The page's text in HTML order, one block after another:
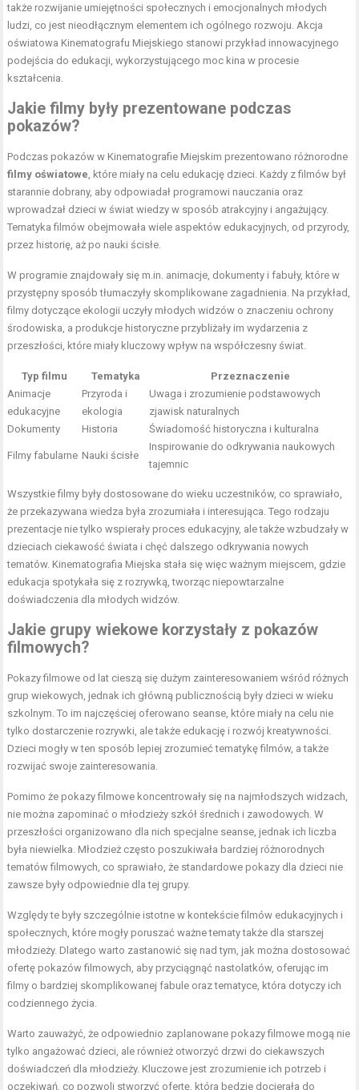
także rozwijanie umiejętności społecznych i emocjonalnych młodych
ludzi, co jest nieodłącznym elementem ich ogólnego rozwoju. Akcja
oświatowa Kinematografu Miejskiego stanowi przykład innowacyjnego
podejścia do edukacji, wykorzystującego moc kina w procesie
kształcenia.
Jakie filmy były prezentowane podczas
pokazów?
Podczas pokazów w Kinematografie Miejskim prezentowano różnorodne
filmy oświatowe , które miały na celu edukację dzieci. Każdy z filmów był
starannie dobrany, aby odpowiadał programowi nauczania oraz
wprowadzał dzieci w świat wiedzy w sposób atrakcyjny i angażujący.
Tematyka filmów obejmowała wiele aspektów edukacyjnych, od przyrody,
przez historię, aż po nauki ścisłe.
W programie znajdowały się m.in. animacje, dokumenty i fabuły, które w
przystępny sposób tłumaczyły skomplikowane zagadnienia. Na przykład,
filmy dotyczące ekologii uczyły młodych widzów o znaczeniu ochrony
środowiska, a produkcje historyczne przybliżały im wydarzenia z
przeszłości, które miały kluczowy wpływ na współczesny świat.
Typ filmu Tematyka
Przeznaczenie
Animacje
edukacyjne
Przyroda i
ekologia
Uwaga i zrozumienie podstawowych
zjawisk naturalnych
Dokumenty
Historia Świadomość historyczna i kulturalna
Filmy fabularne Nauki ścisłe
Inspirowanie do odkrywania naukowych
tajemnic
Wszystkie filmy były dostosowane do wieku uczestników, co sprawiało,
że przekazywana wiedza była zrozumiała i interesująca. Tego rodzaju
prezentacje nie tylko wspierały proces edukacyjny, ale także wzbudzały w
dzieciach ciekawość świata i chęć dalszego odkrywania nowych
tematów. Kinematografia Miejska stała się więc ważnym miejscem, gdzie
edukacja spotykała się z rozrywką, tworząc niepowtarzalne
doświadczenia dla młodych widzów.
Jakie grupy wiekowe korzystały z pokazów
filmowych?
Pokazy filmowe od lat cieszą się dużym zainteresowaniem wśród różnych
grup wiekowych, jednak ich główną publicznością były dzieci w wieku
szkolnym. To im najczęściej oferowano seanse, które miały na celu nie
tylko dostarczenie rozrywki, ale także edukację i rozwój kreatywności.
Dzieci mogły w ten sposób lepiej zrozumieć tematykę filmów, a także
rozwijać swoje zainteresowania.
Pomimo że pokazy filmowe koncentrowały się na najmłodszych widzach,
nie można zapominać o młodzieży szkół średnich i zawodowych. W
przeszłości organizowano dla nich specjalne seanse, jednak ich liczba
była niewielka. Młodzież często poszukiwała bardziej różnorodnych
tematów filmowych, co sprawiało, że standardowe pokazy dla dzieci nie
zawsze były odpowiednie dla tej grupy.
Względy te były szczególnie istotne w kontekście filmów edukacyjnych i
społecznych, które mogły poruszać ważne tematy także dla starszej
młodzieży. Dlatego warto zastanowić się nad tym, jak można dostosować
ofertę pokazów filmowych, aby przyciągnąć nastolatków, oferując im
filmy o bardziej skomplikowanej fabule oraz tematyce, która dotyczy ich
codziennego życia.
Warto zauważyć, że odpowiednio zaplanowane pokazy filmowe mogą nie
tylko angażować dzieci, ale również otworzyć drzwi do ciekawszych
doświadczeń dla młodzieży. Kluczowe jest zrozumienie ich potrzeb i
oczekiwań, co pozwoli stworzyć ofertę, która będzie docierała do